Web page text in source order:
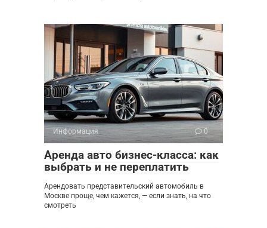
Информация 0
Аренда авто бизнес-класса: как
выбрать и не переплатить
Арендовать представительский автомобиль в
Москве проще, чем кажется, — если знать, на что
смотреть